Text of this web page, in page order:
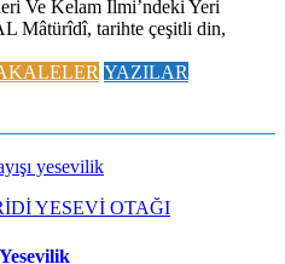
Ve Kelam İlmi’ndeki Yeri
Mâtürîdî, tarihte çeşitli din,
YAZILAR
YESEVİ OTAĞI